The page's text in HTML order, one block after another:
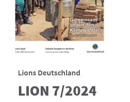
Lions Deutschland
LION 7/2024